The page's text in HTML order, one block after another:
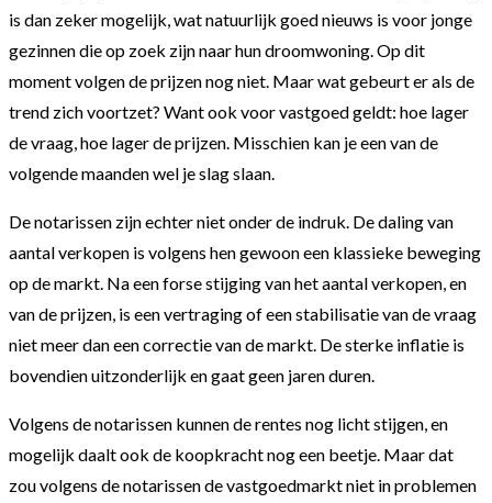
is dan zeker mogelijk, wat natuurlijk goed nieuws is voor jonge
gezinnen die op zoek zijn naar hun droomwoning. Op dit
moment volgen de prijzen nog niet. Maar wat gebeurt er als de
trend zich voortzet? Want ook voor vastgoed geldt: hoe lager
de vraag, hoe lager de prijzen. Misschien kan je een van de
volgende maanden wel je slag slaan.
De notarissen zijn echter niet onder de indruk. De daling van
aantal verkopen is volgens hen gewoon een klassieke beweging
op de markt. Na een forse stijging van het aantal verkopen, en
van de prijzen, is een vertraging of een stabilisatie van de vraag
niet meer dan een correctie van de markt. De sterke inflatie is
bovendien uitzonderlijk en gaat geen jaren duren.
Volgens de notarissen kunnen de rentes nog licht stijgen, en
mogelijk daalt ook de koopkracht nog een beetje. Maar dat
zou volgens de notarissen de vastgoedmarkt niet in problemen